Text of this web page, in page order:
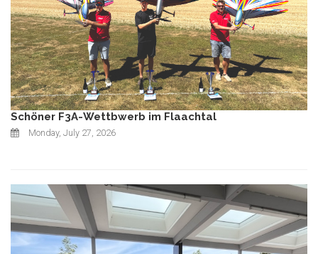
Schöner F3A-Wettbwerb im Flaachtal
Monday, July 27, 2026